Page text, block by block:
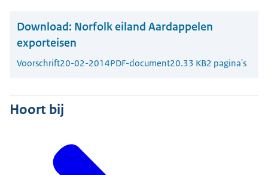
Download: Norfolk eiland Aardappelen
exporteisen
Voorschrift20-02-2014PDF-document20.33 KB2 pagina's
Hoort bij